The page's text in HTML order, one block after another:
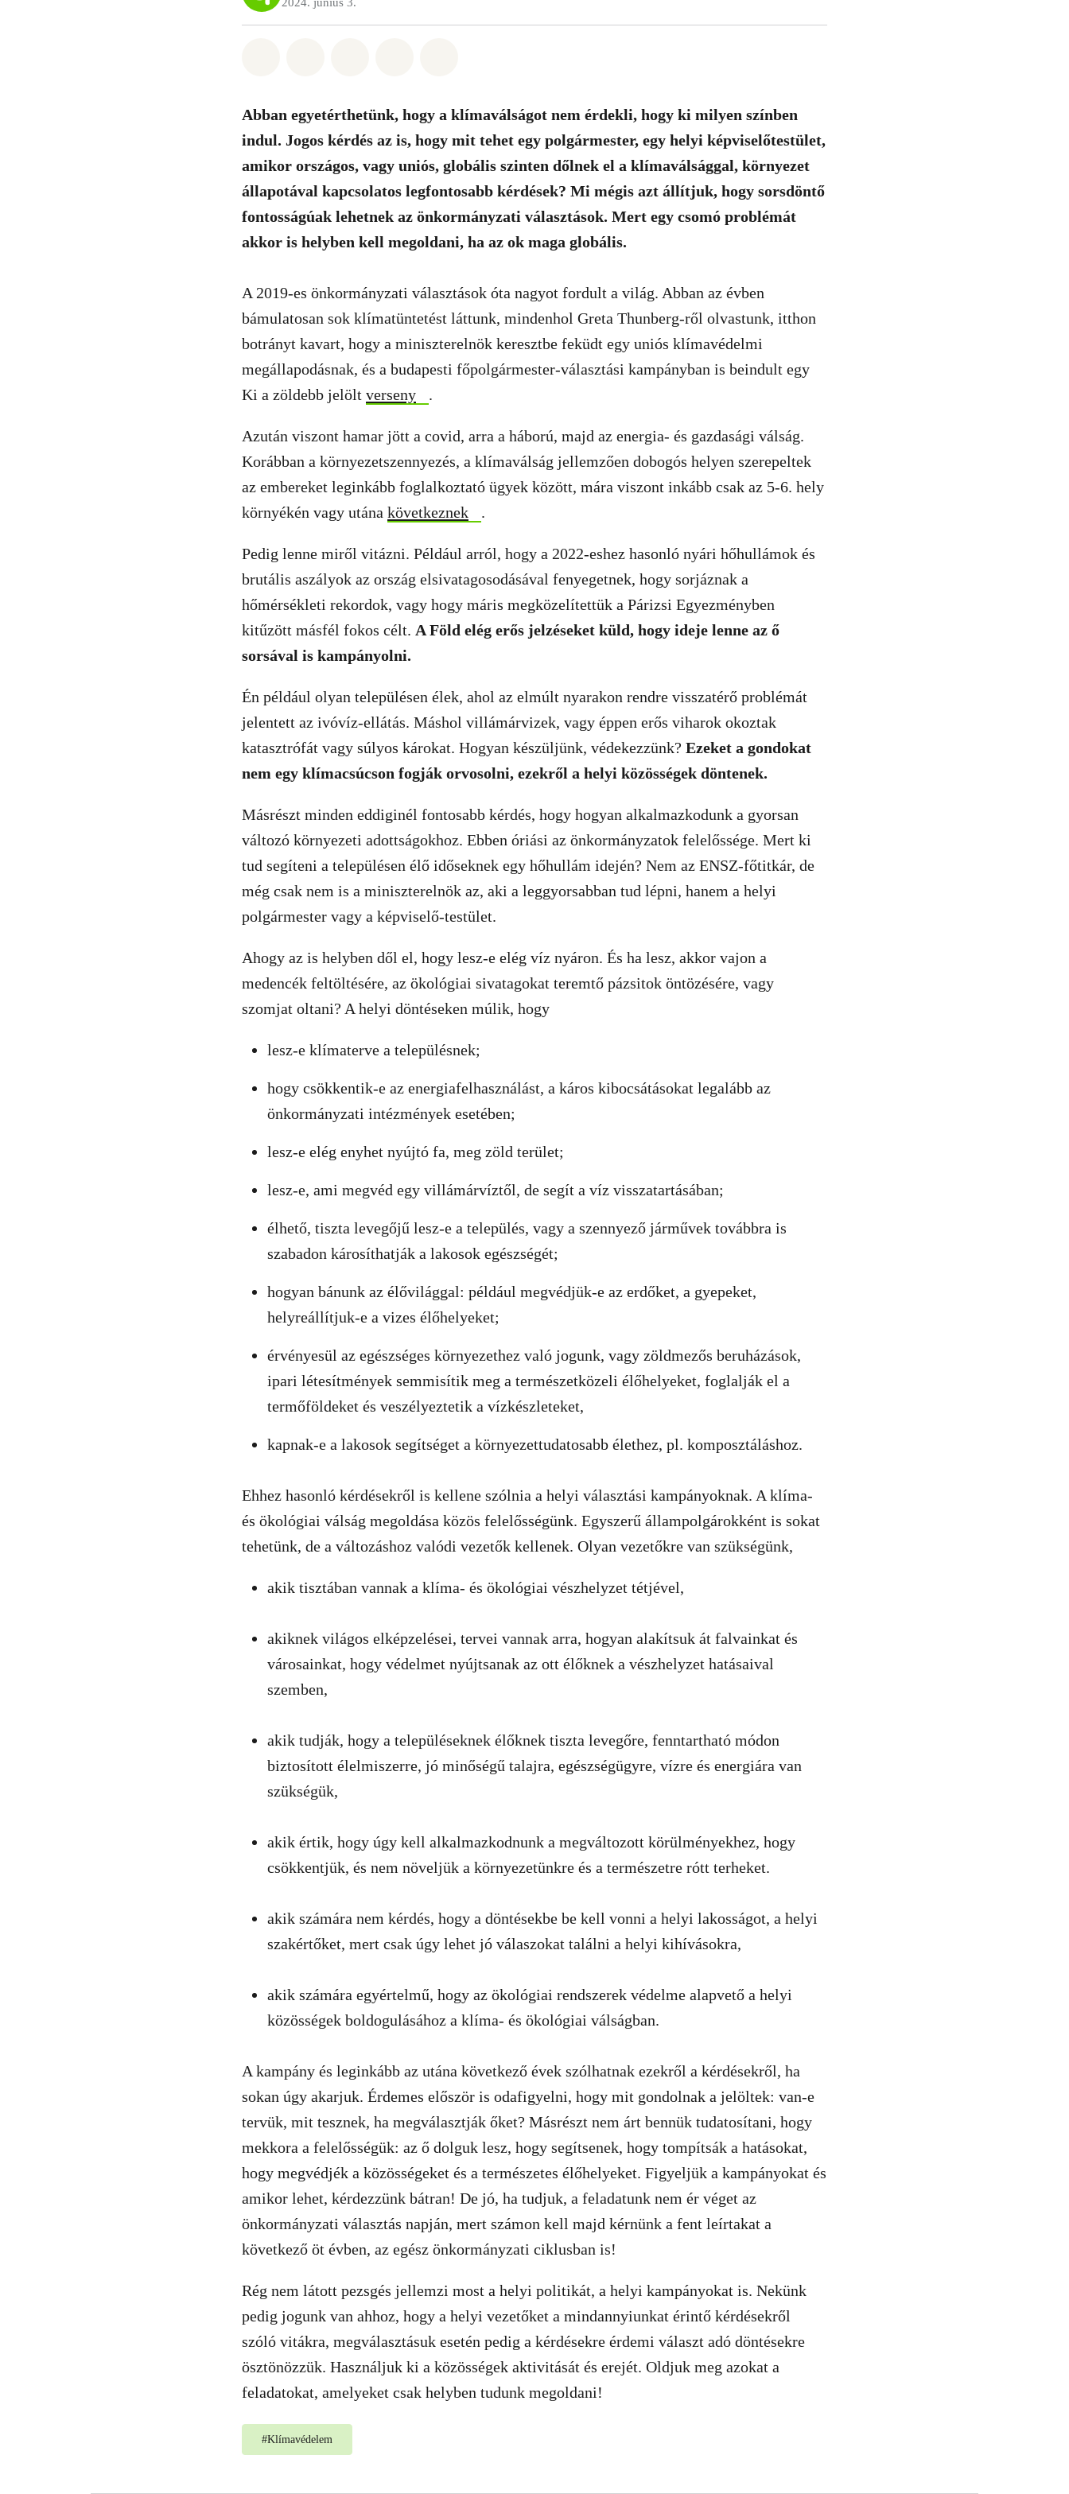
Abban egyetérthetünk, hogy a klímaválságot nem érdekli, hogy ki milyen színben
indul. Jogos kérdés az is, hogy mit tehet egy polgármester, egy helyi képviselőtestület,
amikor országos, vagy uniós, globális szinten dőlnek el a klímaválsággal, környezet
állapotával kapcsolatos legfontosabb kérdések? Mi mégis azt állítjuk, hogy sorsdöntő
fontosságúak lehetnek az önkormányzati választások. Mert egy csomó problémát
akkor is helyben kell megoldani, ha az ok maga globális.
A 2019-es önkormányzati választások óta nagyot fordult a világ. Abban az évben
bámulatosan sok klímatüntetést láttunk, mindenhol Greta Thunberg-ről olvastunk, itthon
botrányt kavart, hogy a miniszterelnök keresztbe feküdt egy uniós klímavédelmi
megállapodásnak, és a budapesti főpolgármester-választási kampányban is beindult egy
Ki a zöldebb jelölt verseny .
Azután viszont hamar jött a covid, arra a háború, majd az energia- és gazdasági válság.
Korábban a környezetszennyezés, a klímaválság jellemzően dobogós helyen szerepeltek
az embereket leginkább foglalkoztató ügyek között, mára viszont inkább csak az 5-6. hely
környékén vagy utána következnek .
Pedig lenne miről vitázni. Például arról, hogy a 2022-eshez hasonló nyári hőhullámok és
brutális aszályok az ország elsivatagosodásával fenyegetnek, hogy sorjáznak a
hőmérsékleti rekordok, vagy hogy máris megközelítettük a Párizsi Egyezményben
kitűzött másfél fokos célt. A Föld elég erős jelzéseket küld, hogy ideje lenne az ő
sorsával is kampányolni.
Én például olyan településen élek, ahol az elmúlt nyarakon rendre visszatérő problémát
jelentett az ivóvíz-ellátás. Máshol villámárvizek, vagy éppen erős viharok okoztak
katasztrófát vagy súlyos károkat. Hogyan készüljünk, védekezzünk? Ezeket a gondokat
nem egy klímacsúcson fogják orvosolni, ezekről a helyi közösségek döntenek.
Másrészt minden eddiginél fontosabb kérdés, hogy hogyan alkalmazkodunk a gyorsan
változó környezeti adottságokhoz. Ebben óriási az önkormányzatok felelőssége. Mert ki
tud segíteni a településen élő időseknek egy hőhullám idején? Nem az ENSZ-főtitkár, de
még csak nem is a miniszterelnök az, aki a leggyorsabban tud lépni, hanem a helyi
polgármester vagy a képviselő-testület.
Ahogy az is helyben dől el, hogy lesz-e elég víz nyáron. És ha lesz, akkor vajon a
medencék feltöltésére, az ökológiai sivatagokat teremtő pázsitok öntözésére, vagy
szomjat oltani? A helyi döntéseken múlik, hogy
lesz-e klímaterve a településnek;
hogy csökkentik-e az energiafelhasználást, a káros kibocsátásokat legalább az
önkormányzati intézmények esetében;
lesz-e elég enyhet nyújtó fa, meg zöld terület;
lesz-e, ami megvéd egy villámárvíztől, de segít a víz visszatartásában;
élhető, tiszta levegőjű lesz-e a település, vagy a szennyező járművek továbbra is
szabadon károsíthatják a lakosok egészségét;
hogyan bánunk az élővilággal: például megvédjük-e az erdőket, a gyepeket,
helyreállítjuk-e a vizes élőhelyeket;
érvényesül az egészséges környezethez való jogunk, vagy zöldmezős beruházások,
ipari létesítmények semmisítik meg a természetközeli élőhelyeket, foglalják el a
termőföldeket és veszélyeztetik a vízkészleteket,
kapnak-e a lakosok segítséget a környezettudatosabb élethez, pl. komposztáláshoz.
Ehhez hasonló kérdésekről is kellene szólnia a helyi választási kampányoknak. A klíma-
és ökológiai válság megoldása közös felelősségünk. Egyszerű állampolgárokként is sokat
tehetünk, de a változáshoz valódi vezetők kellenek. Olyan vezetőkre van szükségünk,
akik tisztában vannak a klíma- és ökológiai vészhelyzet tétjével,
akiknek világos elképzelései, tervei vannak arra, hogyan alakítsuk át falvainkat és
városainkat, hogy védelmet nyújtsanak az ott élőknek a vészhelyzet hatásaival
szemben,
akik tudják, hogy a településeknek élőknek tiszta levegőre, fenntartható módon
biztosított élelmiszerre, jó minőségű talajra, egészségügyre, vízre és energiára van
szükségük,
akik értik, hogy úgy kell alkalmazkodnunk a megváltozott körülményekhez, hogy
csökkentjük, és nem növeljük a környezetünkre és a természetre rótt terheket.
akik számára nem kérdés, hogy a döntésekbe be kell vonni a helyi lakosságot, a helyi
szakértőket, mert csak úgy lehet jó válaszokat találni a helyi kihívásokra,
akik számára egyértelmű, hogy az ökológiai rendszerek védelme alapvető a helyi
közösségek boldogulásához a klíma- és ökológiai válságban.
A kampány és leginkább az utána következő évek szólhatnak ezekről a kérdésekről, ha
sokan úgy akarjuk. Érdemes először is odafigyelni, hogy mit gondolnak a jelöltek: van-e
tervük, mit tesznek, ha megválasztják őket? Másrészt nem árt bennük tudatosítani, hogy
mekkora a felelősségük: az ő dolguk lesz, hogy segítsenek, hogy tompítsák a hatásokat,
hogy megvédjék a közösségeket és a természetes élőhelyeket. Figyeljük a kampányokat és
amikor lehet, kérdezzünk bátran! De jó, ha tudjuk, a feladatunk nem ér véget az
önkormányzati választás napján, mert számon kell majd kérnünk a fent leírtakat a
következő öt évben, az egész önkormányzati ciklusban is!
Rég nem látott pezsgés jellemzi most a helyi politikát, a helyi kampányokat is. Nekünk
pedig jogunk van ahhoz, hogy a helyi vezetőket a mindannyiunkat érintő kérdésekről
szóló vitákra, megválasztásuk esetén pedig a kérdésekre érdemi választ adó döntésekre
ösztönözzük. Használjuk ki a közösségek aktivitását és erejét. Oldjuk meg azokat a
feladatokat, amelyeket csak helyben tudunk megoldani!
#Klímavédelem